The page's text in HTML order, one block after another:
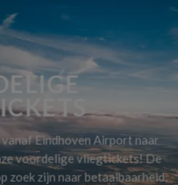
Eindhoven Airport naar
voordelige vliegtickets! De
zoek zijn naar betaalbaarheid,